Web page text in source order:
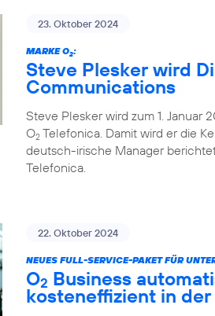
23. Oktober 2024
MARKE O2:
Steve Plesker wird
Communications
Steve Plesker wird zum 1. Januar
O2 Telefonica. Damit wird er die
deutsch-irische Manager
Telefonica.
22. Oktober 2024
NEUES FULL-SERVICE-PAKET FÜR
O2 Business
kosteneffizient in